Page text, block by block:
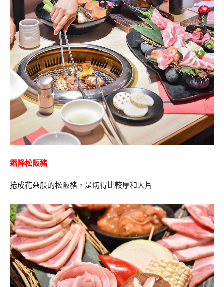
霜降松阪豬
捲成花朵般的松阪豬，是切得比較厚和大片